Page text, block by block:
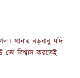
থানার বড়বাবু যদি
বিশ্বাস করতেই